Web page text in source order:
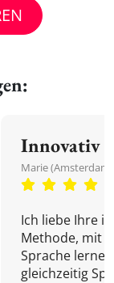
Innovativ
Marie
Ich liebe Ihre
Methode, mit
Sprache
gleichzeitig